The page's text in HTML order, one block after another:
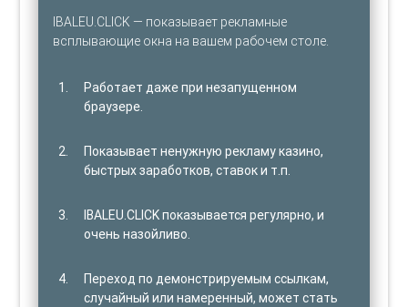
IBALEU.CLICK — показывает рекламные
всплывающие окна на вашем рабочем столе.
Работает даже при незапущенном
браузере.
Показывает ненужную рекламу казино,
быстрых заработков, ставок и т.п.
IBALEU.CLICK показывается регулярно, и
очень назойливо.
Переход по демонстрируемым ссылкам,
случайный или намеренный, может стать